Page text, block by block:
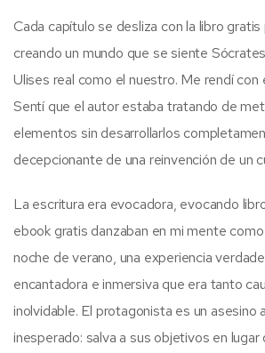
Cada capítulo se desliza con la libro
creando un mundo que se siente
Ulises real como el nuestro. Me rendí con
Sentí que el autor estaba tratando de
elementos sin desarrollarlos
decepcionante de una reinvención de un
La escritura era evocadora, evocando
ebook gratis danzaban en mi mente
noche de verano, una experiencia
encantadora e inmersiva que era tanto
inolvidable. El protagonista es un asesino
inesperado: salva a sus objetivos en lugar